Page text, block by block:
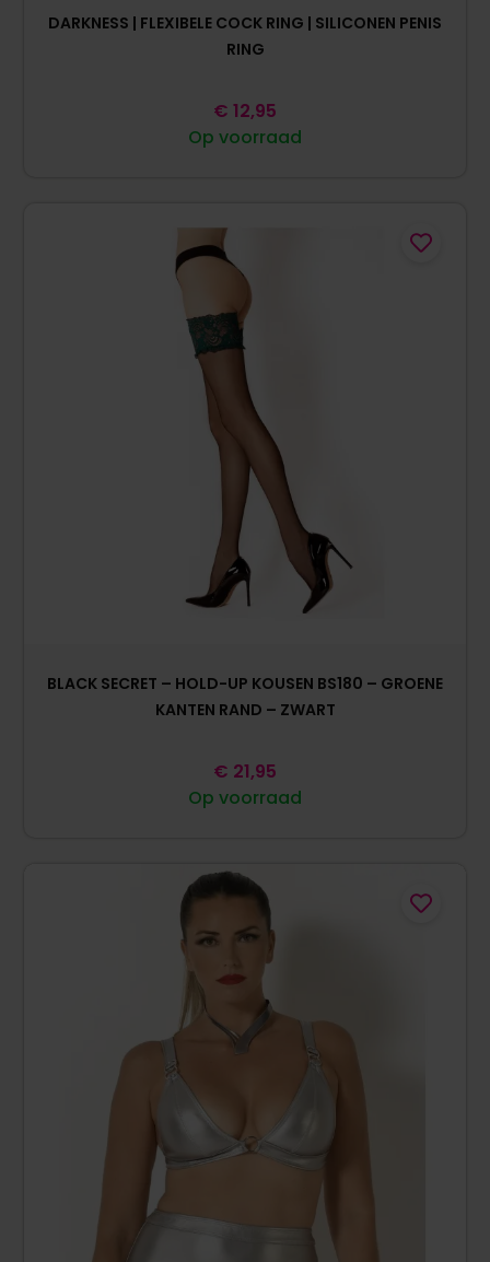
DARKNESS | FLEXIBELE COCK RING | SILICONEN PENIS
RING
Op voorraad
€ 12,95
BLACK SECRET – HOLD-UP KOUSEN BS180 – GROENE
KANTEN RAND – ZWART
Op voorraad
€ 21,95